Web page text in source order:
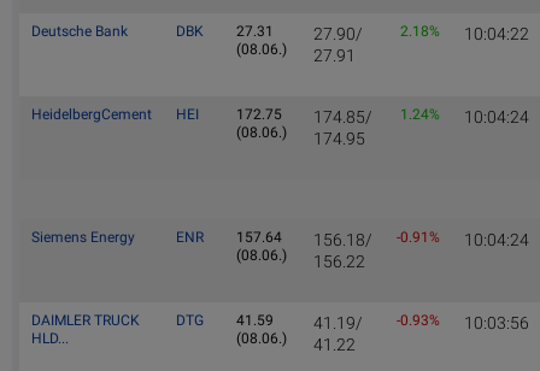
Deutsche Bank DBK
27.31
(08.06.)
27.90/
27.91
2.18% 10:04:22
HeidelbergCement HEI
172.75
(08.06.)
174.85/
174.95
1.24% 10:04:24
Siemens Energy ENR
157.64
(08.06.)
156.18/
156.22
-0.91% 10:04:24
DAIMLER TRUCK
HLD...
DTG
41.59
(08.06.)
41.19/
41.22
-0.93% 10:03:56